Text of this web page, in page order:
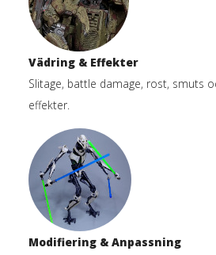
Vädring & Effekter
Slitage, battle damage, rost, smuts
effekter.
Modifiering & Anpassning